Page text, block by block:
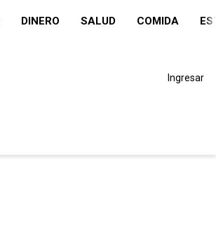
DINERO SALUD COMIDA
Ingresar